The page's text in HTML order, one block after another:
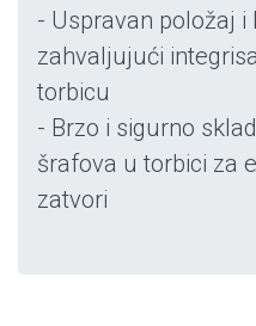
- Uspravan položaj
zahvaljujući
torbicu
- Brzo i sigurno
šrafova u torbici za
zatvori